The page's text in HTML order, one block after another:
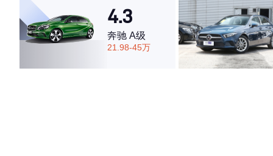
4.3
奔驰 A级
21.98-45万